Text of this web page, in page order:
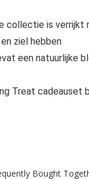
collectie is verrijkt
ziel hebben
een natuurlijke
Treat cadeauset
Bought